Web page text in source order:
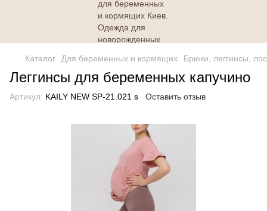
Каталог Для беременных и кормящих Брюки, леггинсы,
Леггинсы для беременных капучино
Артикул: KAILY NEW SP-21.021 s Оставить отзыв